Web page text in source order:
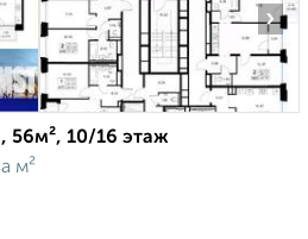
›
56м², 10/16 этаж
м²